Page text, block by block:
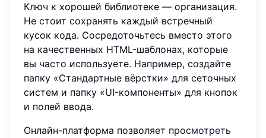
Ключ к хорошей библиотеке — организация.
Не стоит сохранять каждый встречный
кусок кода. Сосредоточьтесь вместо этого
на качественных HTML-шаблонах, которые
вы часто используете. Например, создайте
папку «Стандартные вёрстки» для сеточных
систем и папку «UI-компоненты» для кнопок
и полей ввода.
Онлайн-платформа позволяет просмотреть